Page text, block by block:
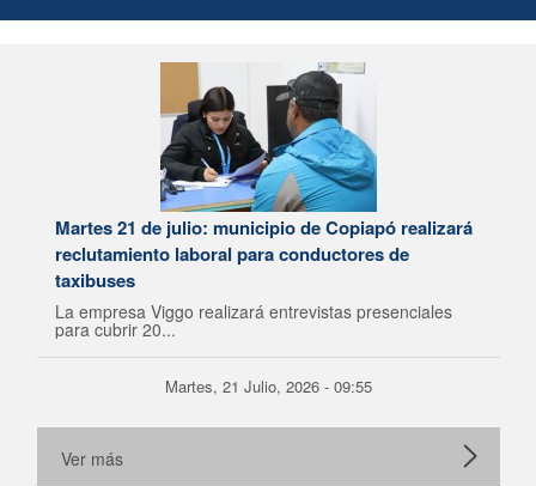
Martes 21 de julio: municipio de Copiapó realizará
reclutamiento laboral para conductores de
taxibuses
La empresa Viggo realizará entrevistas presenciales
para cubrir 20...
Martes, 21 Julio, 2026 - 09:55
Ver más